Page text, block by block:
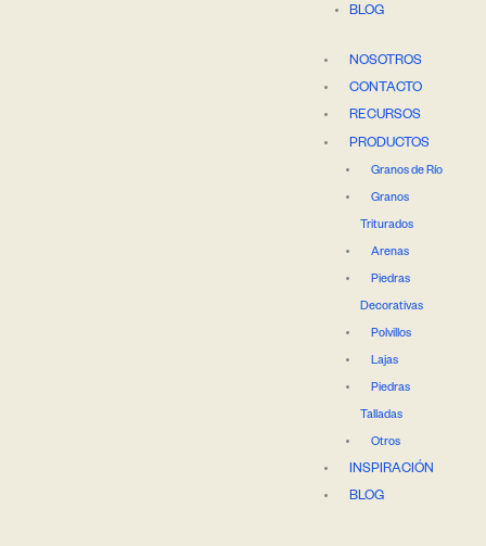
BLOG
NOSOTROS
CONTACTO
RECURSOS
PRODUCTOS
Granos de Río
Granos
Triturados
Arenas
Piedras
Decorativas
Polvillos
Lajas
Piedras
Talladas
Otros
INSPIRACIÓN
BLOG